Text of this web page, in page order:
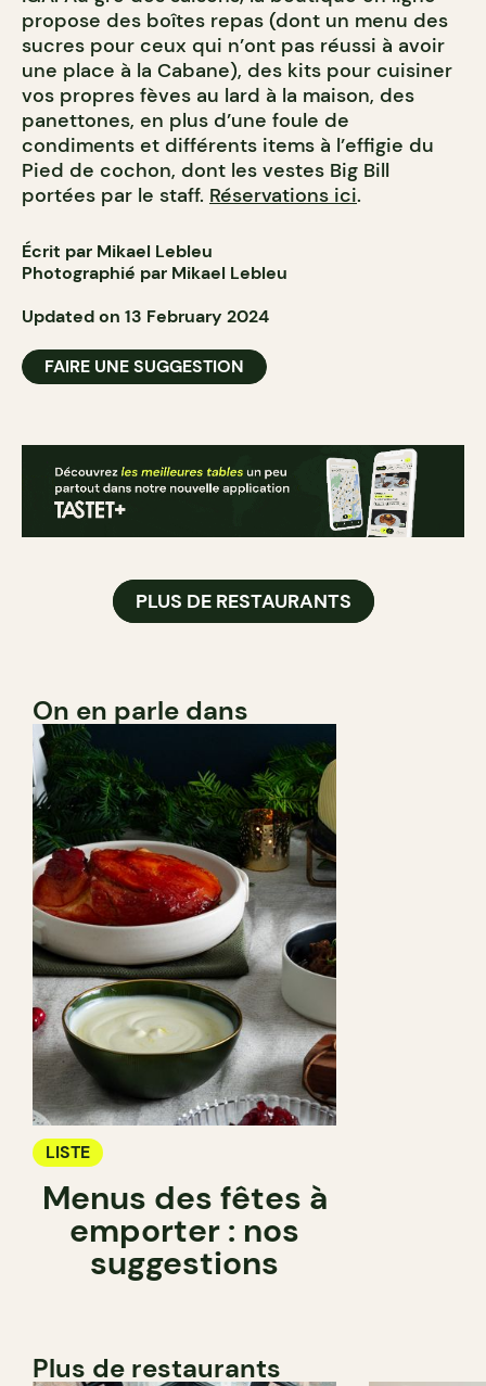
propose des boîtes repas (dont un menu des
sucres pour ceux qui n’ont pas réussi à avoir
une place à la Cabane), des kits pour cuisiner
vos propres fèves au lard à la maison, des
panettones, en plus d’une foule de
condiments et différents items à l’effigie du
Pied de cochon, dont les vestes Big Bill
portées par le staff. Réservations ici.
Écrit par Mikael Lebleu
Photographié par Mikael Lebleu
Updated on 13 February 2024
FAIRE UNE SUGGESTION
PLUS DE RESTAURANTS
On en parle dans
LISTE
Menus des fêtes à
emporter : nos
suggestions
Plus de restaurants